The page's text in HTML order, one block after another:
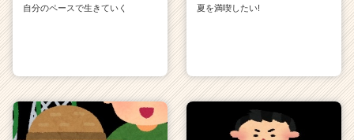
自分のペースで生きていく
夏を満喫したい!